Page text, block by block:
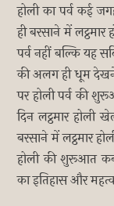
होली का पर्व कई
ही बरसाने में लट्ठमार
पर्व नहीं बल्कि यह
की अलग ही धूम देखने
पर होली पर्व की
दिन लट्ठमार होली
बरसाने में लट्ठमार
होली की शुरूआत
का इतिहास और